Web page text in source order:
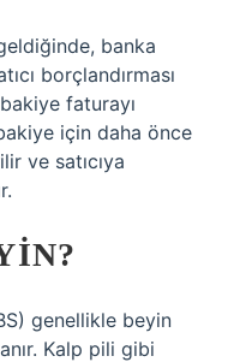
banka
borçlandırması
bakiye faturayı
için daha önce
ve satıcıya
genellikle beyin
Kalp pili gibi